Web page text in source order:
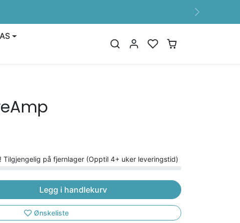
Neste
Tilgjengelig på fjernlager (Opptil 4+ uker leveringstid)
Legg i handlekurv
Ønskeliste